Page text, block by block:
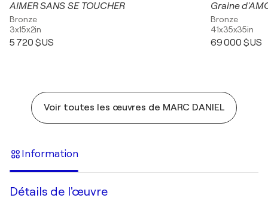
AIMER SANS SE TOUCHER
Bronze
3x15x2in
5 720 $US
Graine
Bronze
41x35x35in
69 000 $US
Voir toutes les œuvres de MARC DANIEL
Information
Détails de l'œuvre